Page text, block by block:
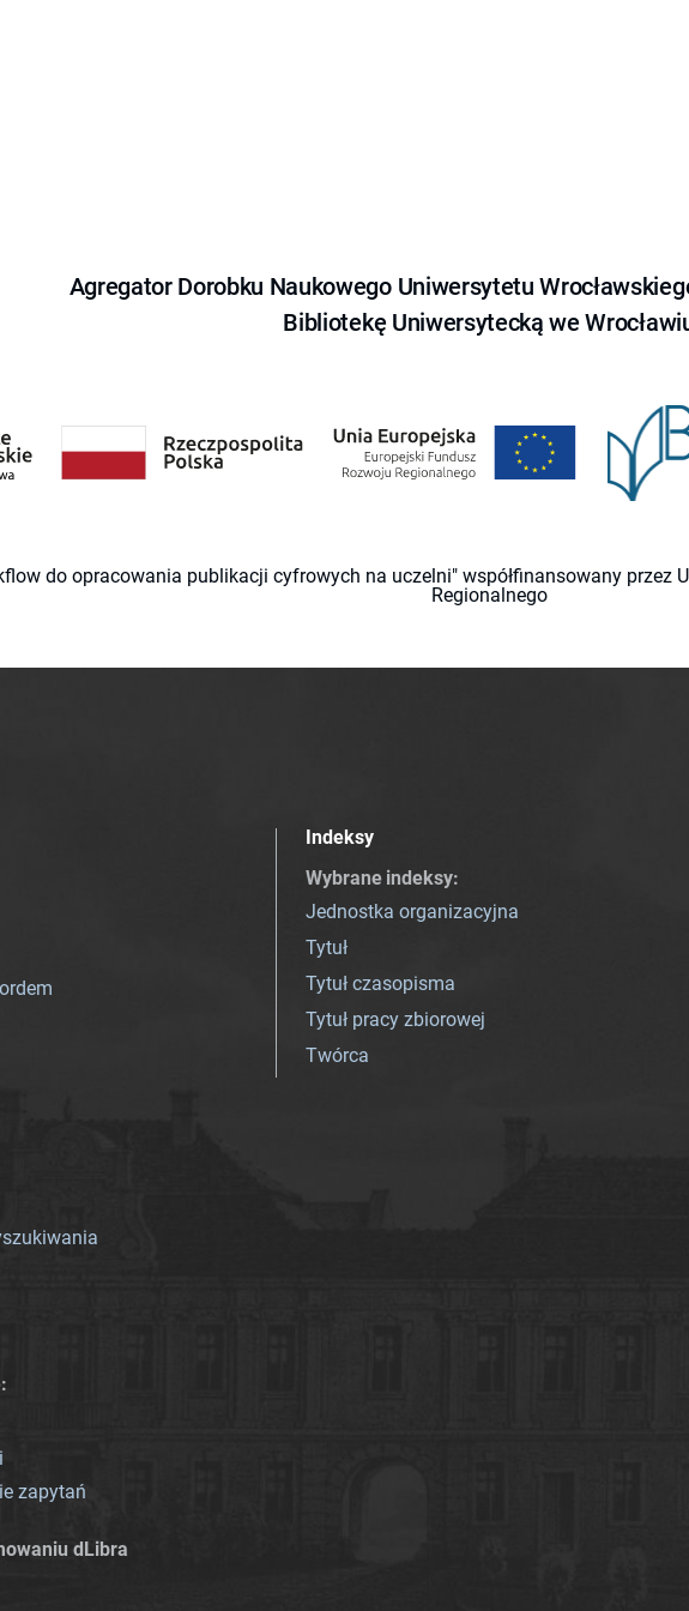
Agregator Dorobku Naukowego Uniwersytetu
Bibliotekę Uniwersytecką we
do opracowania publikacji cyfrowych na uczelni" współfinansowany przez
Regionalnego
Indeksy
Wybrane indeksy:
Jednostka organizacyjna
Tytuł
Tytuł czasopisma
Tytuł pracy zbiorowej
Twórca
zapytań
dLibra